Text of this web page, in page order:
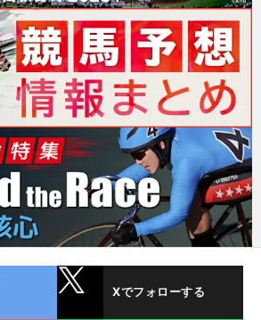
Xでフォローする